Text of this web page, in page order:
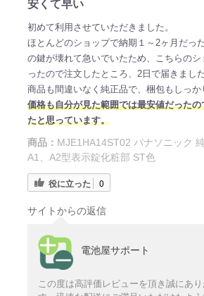
安くて早い
初めて利用させていただきました。
ほとんどのショップで納期１～2ヶ月だっ
の鍵が壊れて急いでいたため、こちらの
ったので注文したところ、2日で届きました
商品も間違いなく純正品で、梱包もしっか
価格も自分が見た範囲では最安値だった
たと思っています。
商品： MJE1HA14ST02 パナソニック
A1、A2型表示錠化粧部 ST色
役に立った 0
サイトからの返信
電池屋サポート
この度は高評価レビューを頂き誠にあ